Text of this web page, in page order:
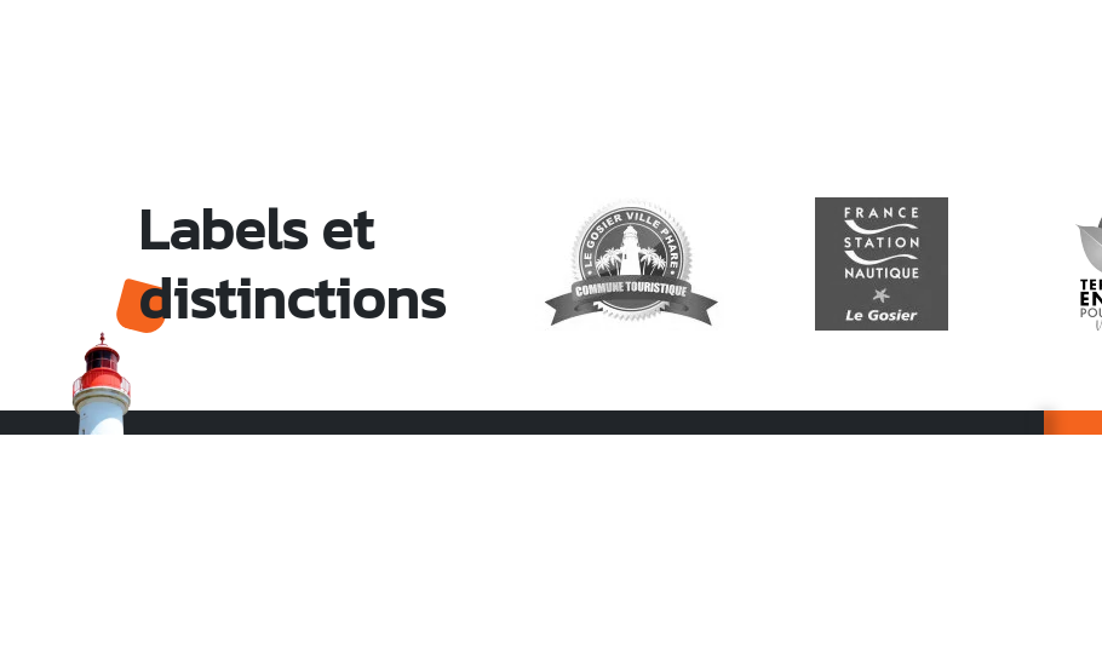
Labels et
distinctions